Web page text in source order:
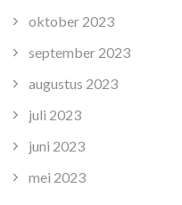
oktober 2023
september 2023
augustus 2023
juli 2023
juni 2023
mei 2023